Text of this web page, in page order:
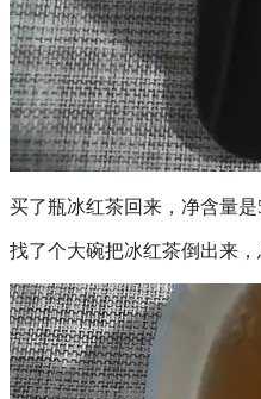
买了瓶冰红茶回来，净含量是
找了个大碗把冰红茶倒出来，